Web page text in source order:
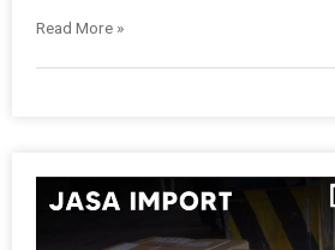
Read More »